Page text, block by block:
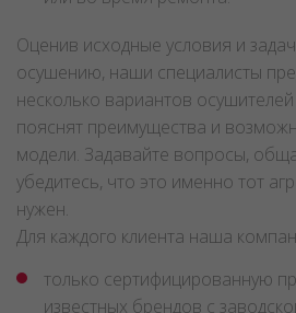
Оценив исходные условия и
осушению, наши специалисты
несколько вариантов
пояснят преимущества и
модели. Задавайте вопросы,
убедитесь, что это именно тот
нужен.
Для каждого клиента наша
только сертифицированную
известных брендов с